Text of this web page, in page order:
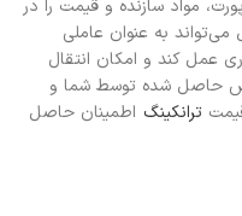
مواد سازنده و قیمت را در
به عنوان عاملی
عمل کند و امکان انتقال
حاصل شده توسط شما و
ترانکینگ اطمینان حاصل